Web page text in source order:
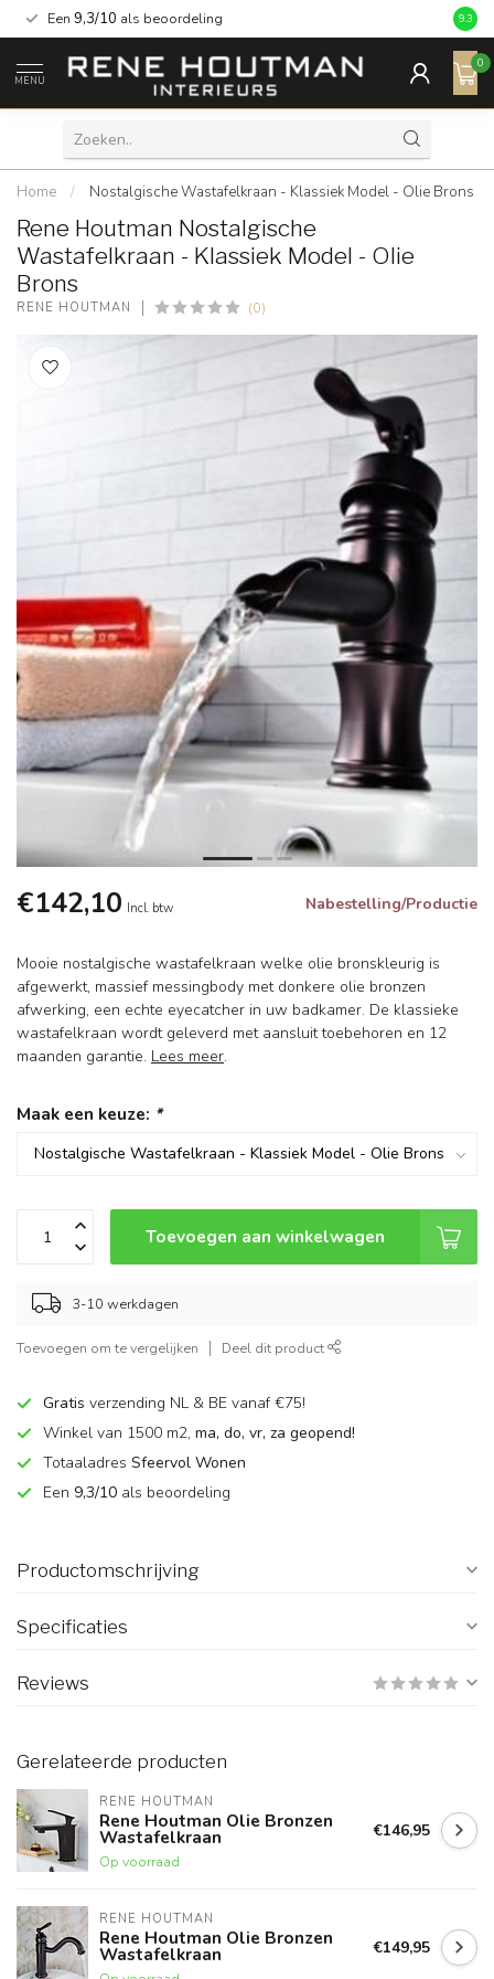
Een 9,3/10 als beoordeling 9.3
MENU
0
Home / Nostalgische Wastafelkraan - Klassiek Model - Olie Brons
Rene Houtman Nostalgische
Wastafelkraan - Klassiek Model - Olie
Brons
RENE HOUTMAN (0)
€142,10 Incl. btw Nabestelling/Productie
Mooie nostalgische wastafelkraan welke olie bronskleurig is
afgewerkt, massief messingbody met donkere olie bronzen
afwerking, een echte eyecatcher in uw badkamer. De klassieke
wastafelkraan wordt geleverd met aansluit toebehoren en 12
maanden garantie. Lees meer.
Maak een keuze: *
Toevoegen aan winkelwagen
3-10 werkdagen
Toevoegen om te vergelijken Deel dit product
Gratis verzending NL & BE vanaf €75!
Winkel van 1500 m2, ma, do, vr, za geopend!
Totaaladres Sfeervol Wonen
Een 9,3/10 als beoordeling
Productomschrijving
Specificaties
Reviews
Gerelateerde producten
RENE HOUTMAN
Rene Houtman Olie Bronzen
Wastafelkraan
Op voorraad
€146,95
RENE HOUTMAN
Rene Houtman Olie Bronzen
Wastafelkraan €149,95